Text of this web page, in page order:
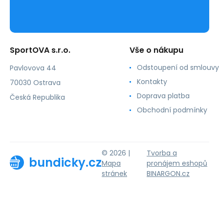
SportOVA s.r.o.
Pavlovova 44
70030 Ostrava
Česká Republika
Vše o nákupu
Odstoupení od smlouvy
Kontakty
Doprava platba
Obchodní podmínky
bundicky.cz
© 2026 |
Mapa
stránek
Tvorba a
pronájem eshopů
BINARGON.cz